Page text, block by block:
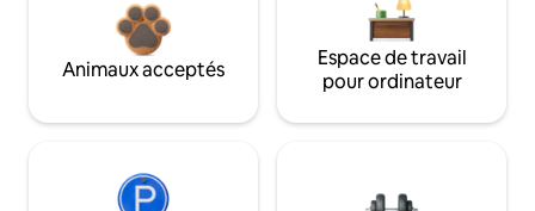
Animaux acceptés
Espace de travail
pour ordinateur